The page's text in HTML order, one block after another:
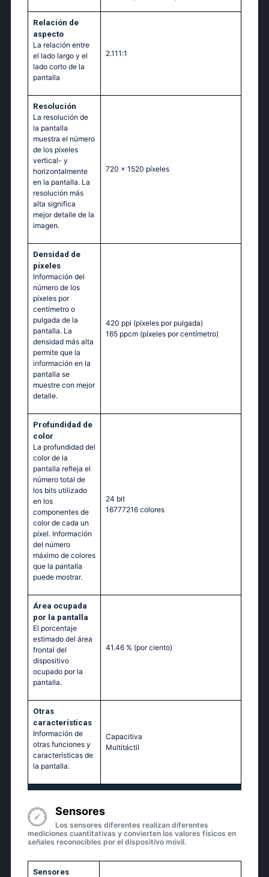
Relación de
aspecto
La relación entre
el lado largo y el
lado corto de la
pantalla
2.111:1
Resolución
La resolución de
la pantalla
muestra el número
de los píxeles
vertical- y
horizontalmente
en la pantalla. La
resolución más
alta significa
mejor detalle de la
imagen.
720 x 1520 píxeles
Densidad de
píxeles
Información del
número de los
píxeles por
centímetro o
pulgada de la
pantalla. La
densidad más alta
permite que la
información en la
pantalla se
muestre con mejor
detalle.
420 ppi (píxeles por pulgada)
165 ppcm (píxeles por centímetro)
Profundidad de
color
La profundidad del
color de la
pantalla refleja el
número total de
los bits utilizado
en los
componentes de
color de cada un
píxel. Información
del número
máximo de colores
que la pantalla
puede mostrar.
24 bit
16777216 colores
Área ocupada
por la pantalla
El porcentaje
estimado del área
frontal del
dispositivo
ocupado por la
pantalla.
41.46 % (por ciento)
Otras
características
Información de
otras funciones y
características de
la pantalla.
Capacitiva
Multitáctil‎
Sensores
Los sensores diferentes realizan diferentes
mediciones cuantitativas y convierten los valores físicos en
señales reconocibles por el dispositivo móvil.
Sensores